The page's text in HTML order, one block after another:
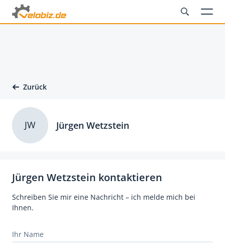
Zurück
Jürgen Wetzstein kontaktieren
Schreiben Sie mir eine Nachricht – ich melde mich bei
Ihnen.
Ihr Name
JW Jürgen Wetzstein